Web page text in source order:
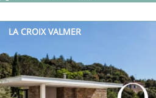
LA CROIX VALMER